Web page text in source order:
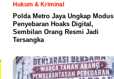
Hukum & Kriminal
Polda Metro Jaya Ungkap Modus
Penyebaran Hoaks Digital,
Sembilan Orang Resmi Jadi
Tersangka